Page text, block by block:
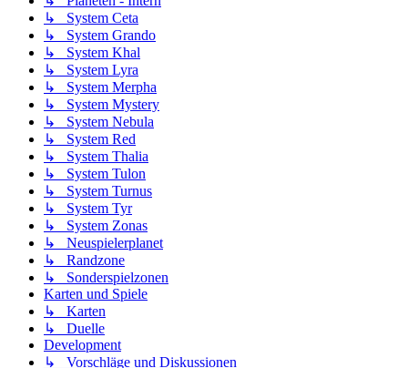
↳ System Ceta
↳ System Grando
↳ System Khal
↳ System Lyra
↳ System Merpha
↳ System Mystery
↳ System Nebula
↳ System Red
↳ System Thalia
↳ System Tulon
↳ System Turnus
↳ System Tyr
↳ System Zonas
↳ Neuspielerplanet
↳ Randzone
↳ Sonderspielzonen
Karten und Spiele
↳ Karten
↳ Duelle
Development
↳ Vorschläge und Diskussionen